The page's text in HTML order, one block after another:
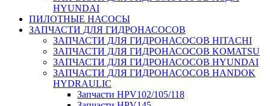
HYUNDAI
ПИЛОТНЫЕ НАСОСЫ
ЗАПЧАСТИ ДЛЯ ГИДРОНАСОСОВ
ЗАПЧАСТИ ДЛЯ ГИДРОНАСОСОВ HITACHI
ЗАПЧАСТИ ДЛЯ ГИДРОНАСОСОВ KOMATSU
ЗАПЧАСТИ ДЛЯ ГИДРОНАСОСОВ HYUNDAI
ЗАПЧАСТИ ДЛЯ ГИДРОНАСОСОВ HANDOK
HYDRAULIC
Запчасти HPV102/105/118